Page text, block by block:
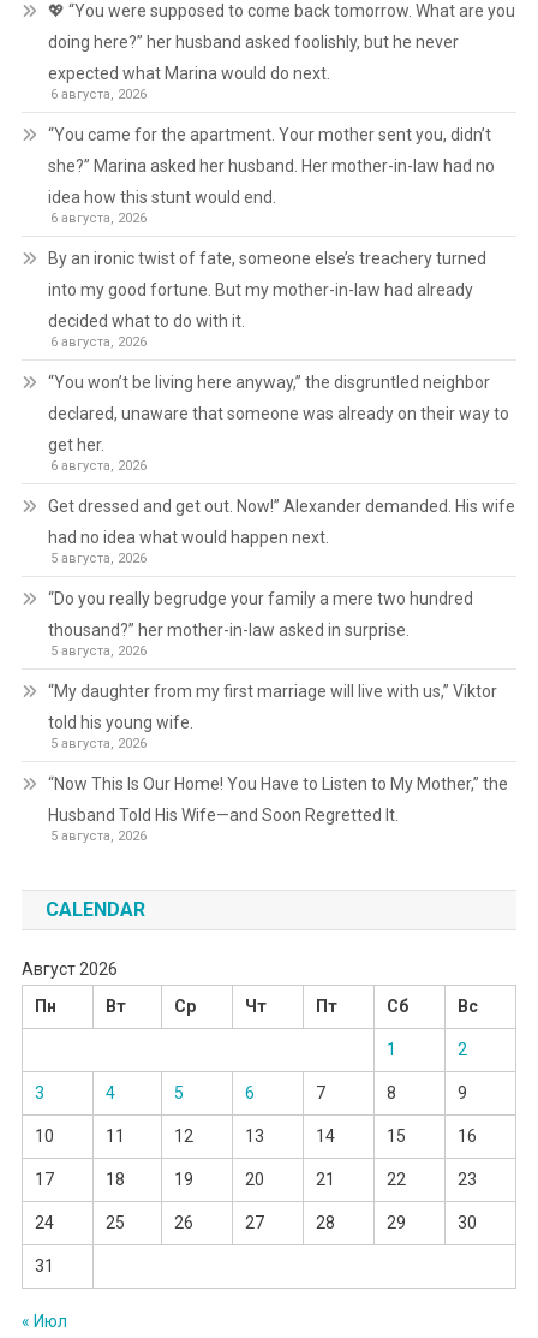
💖 “You were supposed to come back tomorrow. What are you
doing here?” her husband asked foolishly, but he never
expected what Marina would do next.
6 августа, 2026
“You came for the apartment. Your mother sent you, didn’t
she?” Marina asked her husband. Her mother-in-law had no
idea how this stunt would end.
6 августа, 2026
By an ironic twist of fate, someone else’s treachery turned
into my good fortune. But my mother-in-law had already
decided what to do with it.
6 августа, 2026
“You won’t be living here anyway,” the disgruntled neighbor
declared, unaware that someone was already on their way to
get her.
6 августа, 2026
Get dressed and get out. Now!” Alexander demanded. His wife
had no idea what would happen next.
5 августа, 2026
“Do you really begrudge your family a mere two hundred
thousand?” her mother-in-law asked in surprise.
5 августа, 2026
“My daughter from my first marriage will live with us,” Viktor
told his young wife.
5 августа, 2026
“Now This Is Our Home! You Have to Listen to My Mother,” the
Husband Told His Wife—and Soon Regretted It.
5 августа, 2026
CALENDAR
Август 2026
Пн
Вт Ср Чт Пт Сб Вс
1 2
3 4 5 6 7 8 9
10 11 12 13 14 15 16
17 18 19 20 21 22 23
24 25 26 27 28 29 30
31
« Июл